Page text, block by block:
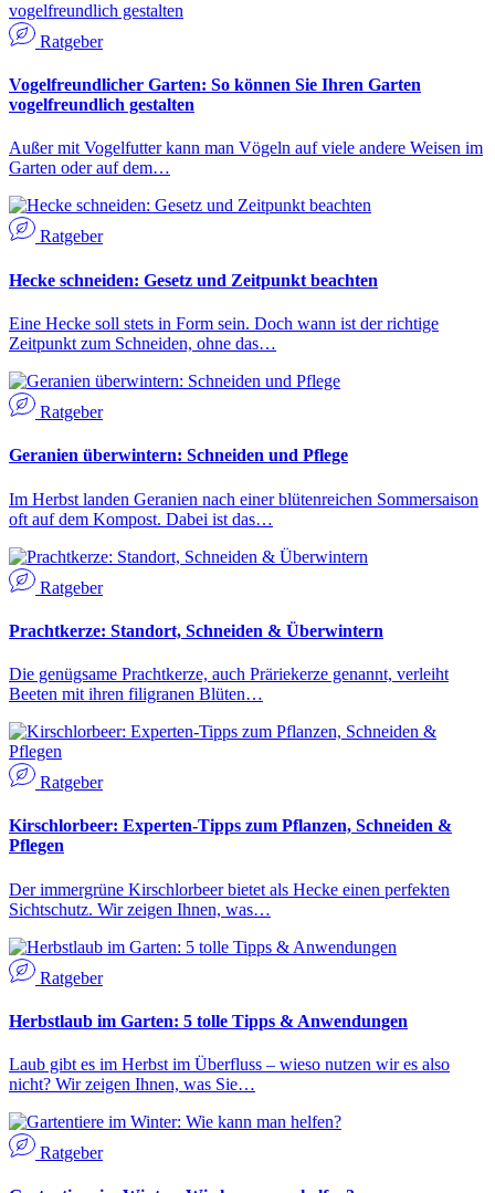
Ratgeber
Vogelfreundlicher Garten: So können Sie Ihren Garten
vogelfreundlich gestalten
Außer mit Vogelfutter kann man Vögeln auf viele andere Weisen im
Garten oder auf dem…
Ratgeber
Hecke schneiden: Gesetz und Zeitpunkt beachten
Eine Hecke soll stets in Form sein. Doch wann ist der richtige
Zeitpunkt zum Schneiden, ohne das…
Ratgeber
Geranien überwintern: Schneiden und Pflege
Im Herbst landen Geranien nach einer blütenreichen Sommersaison
oft auf dem Kompost. Dabei ist das…
Ratgeber
Prachtkerze: Standort, Schneiden & Überwintern
Die genügsame Prachtkerze, auch Präriekerze genannt, verleiht
Beeten mit ihren filigranen Blüten…
Ratgeber
Kirschlorbeer: Experten-Tipps zum Pflanzen, Schneiden &
Pflegen
Der immergrüne Kirschlorbeer bietet als Hecke einen perfekten
Sichtschutz. Wir zeigen Ihnen, was…
Ratgeber
Herbstlaub im Garten: 5 tolle Tipps & Anwendungen
Laub gibt es im Herbst im Überfluss – wieso nutzen wir es also
nicht? Wir zeigen Ihnen, was Sie…
Ratgeber